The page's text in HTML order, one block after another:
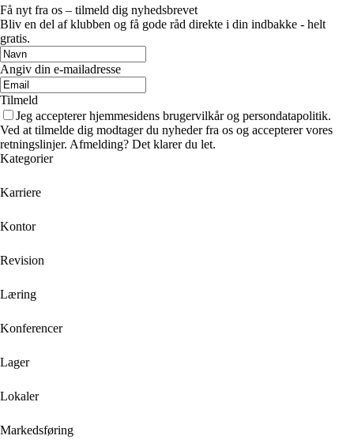
Få nyt fra os – tilmeld dig nyhedsbrevet
Bliv en del af klubben og få gode råd direkte i din indbakke - helt
gratis.
Angiv din e-mailadresse
Tilmeld
Jeg accepterer hjemmesidens brugervilkår og persondatapolitik.
Ved at tilmelde dig modtager du nyheder fra os og accepterer vores
retningslinjer. Afmelding? Det klarer du let.
Kategorier
Karriere
Kontor
Revision
Læring
Konferencer
Lager
Lokaler
Markedsføring